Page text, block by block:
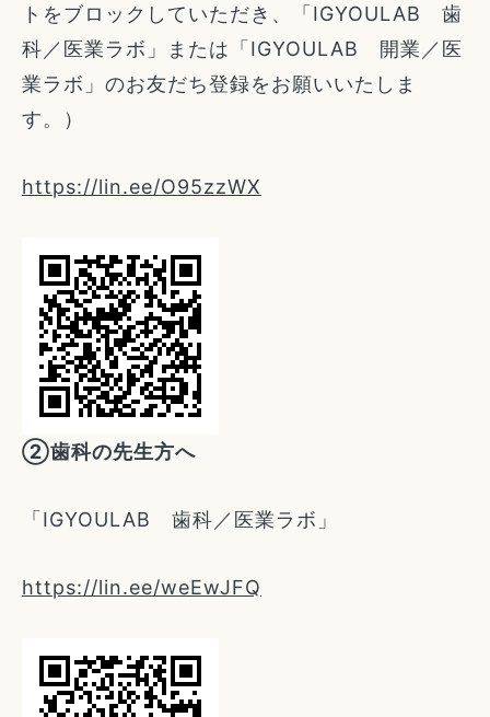
トをブロックしていただき、「IGYOULAB 歯
科／医業ラボ」または「IGYOULAB 開業／医
業ラボ」のお友だち登録をお願いいたしま
す。）
https://lin.ee/O95zzWX
②歯科の先生方へ
「IGYOULAB 歯科／医業ラボ」
https://lin.ee/weEwJFQ